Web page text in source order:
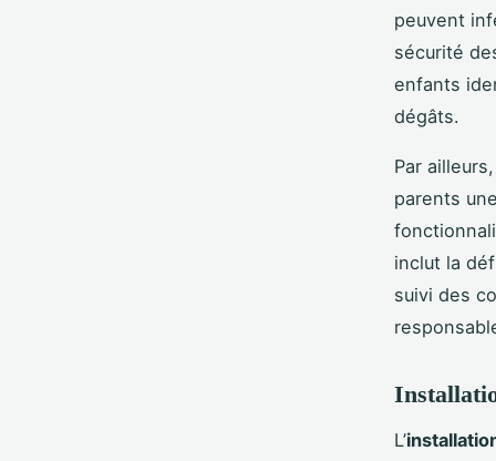
peuvent
sécurité
enfants
dégâts.
Par
parents
inclut la
suivi des
L’